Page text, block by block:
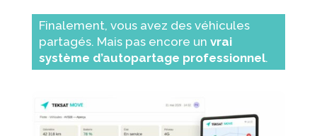
Finalement, vous avez des véhicules
partagés. Mais pas encore un vrai
système d’autopartage professionnel.